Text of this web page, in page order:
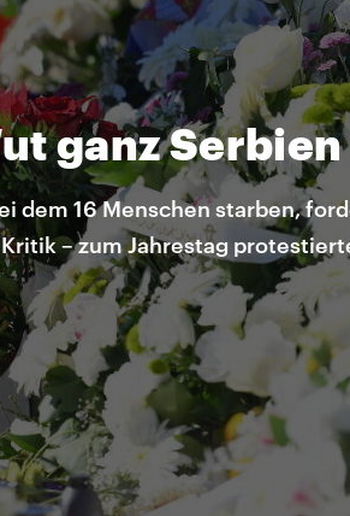
ganz
dem 16 Menschen starben,
– zum Jahrestag